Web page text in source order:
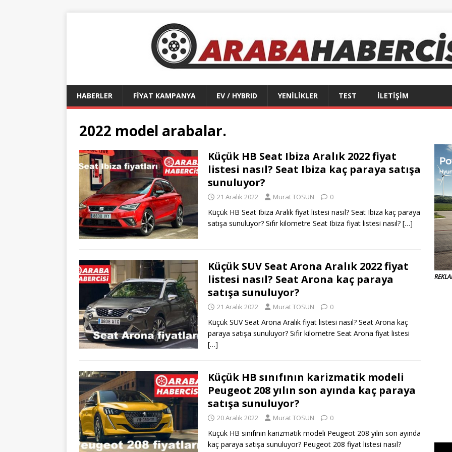
HABERLER FİYAT KAMPANYA EV / HYBRID YENİLİKLER TEST İLETİŞİM
2022 model arabalar.
Küçük HB Seat Ibiza Aralık 2022 fiyat
listesi nasıl? Seat Ibiza kaç paraya satışa
sunuluyor?
21 Aralık 2022 Murat TOSUN 0
Küçük HB Seat Ibiza Aralık fiyat listesi nasıl? Seat Ibiza kaç paraya
satışa sunuluyor? Sıfır kilometre Seat Ibiza fiyat listesi nasıl? […]
Küçük SUV Seat Arona Aralık 2022 fiyat
listesi nasıl? Seat Arona kaç paraya
satışa sunuluyor?
21 Aralık 2022 Murat TOSUN 0
Küçük SUV Seat Arona Aralık fiyat listesi nasıl? Seat Arona kaç
paraya satışa sunuluyor? Sıfır kilometre Seat Arona fiyat listesi
[…]
Küçük HB sınıfının karizmatik modeli
Peugeot 208 yılın son ayında kaç paraya
satışa sunuluyor?
20 Aralık 2022 Murat TOSUN 0
Küçük HB sınıfının karizmatik modeli Peugeot 208 yılın son ayında
kaç paraya satışa sunuluyor? Peugeot 208 fiyat listesi nasıl?